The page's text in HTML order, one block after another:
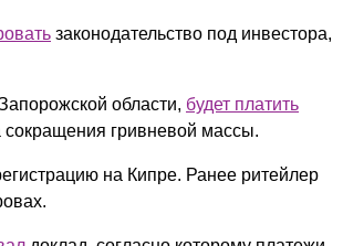
законодательство под инвестора,
области, будет платить
гривневой массы.
на Кипре. Ранее ритейлер